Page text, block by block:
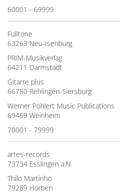
60001 - 69999
Fulltone
63263 Neu-Isenburg
PRIM-Musikverlag
64211 Darmstadt
Gitarre plus
66780 Rehlingen-Siersburg
Werner Pöhlert Music Publications
69469 Weinheim
70001 - 79999
artes-records
73734 Esslingen a.N
Thilo Martinho
79289 Horben